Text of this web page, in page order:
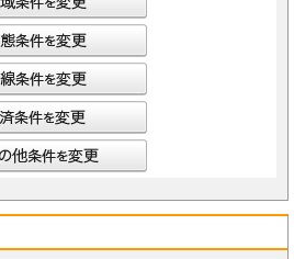
の会員の信用もしくは権利を侵害する恐れがあると当社が
みます)、その他の反社会的団体の構成員等
た者
取り消されたことがある者
った場合でも、当社はその責任を負わないものとします。
を除き、会員としての地位をいかなる第三者にも譲渡でき
する情報に変更が生じた場合、当社が指定する方法で最新
ます。なお、本項の報告をしなかったことにより、会員が
を負わないものとします。
こなうものとします。
は当社の指定する本サービスに関するシステム導入会社